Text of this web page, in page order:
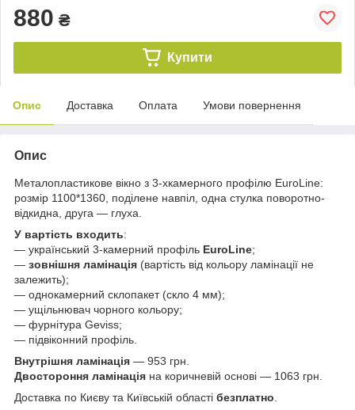
880 ₴
Купити
Опис Доставка Оплата Умови повернення
Опис
Металопластикове вікно з 3-хкамерного профілю EuroLine:
розмір 1100*1360, поділене навпіл, одна стулка поворотно-
відкидна, друга — глуха.
У вартість входить:
— український 3-камерний профіль EuroLine;
— зовнішня ламінація (вартість від кольору ламінації не
залежить);
— однокамерний склопакет (скло 4 мм);
— ущільнювач чорного кольору;
— фурнітура Geviss;
— підвіконний профіль.
Внутрішня ламінація — 953 грн.
Двостороння ламінація на коричневій основі — 1063 грн.
Доставка по Києву та Київській області безплатно